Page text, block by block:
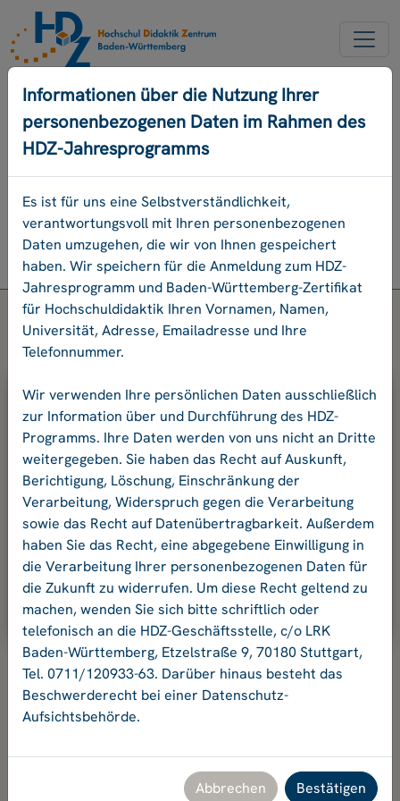
NEUER ACCOUNT
PASSWORD VERGESSEN
ENGLISCH
Programm
Login
Bitte geben Sie Ihre E-Mail-Adresse
und Ihr Passwort an.
E-Mail-Adresse:
Passwort:
Ok
Hochschuldidaktikzentrum Baden-Württemberg
Etzelstraße 9, 70180 Stuttgart, Tel. +49 711 120933-63,
Informationen über die Nutzung Ihrer
personenbezogenen Daten im Rahmen des
HDZ-Jahresprogramms
Es ist für uns eine Selbstverständlichkeit,
verantwortungsvoll mit Ihren personenbezogenen
Daten umzugehen, die wir von Ihnen gespeichert
haben. Wir speichern für die Anmeldung zum HDZ-
Jahresprogramm und Baden-Württemberg-Zertifikat
für Hochschuldidaktik Ihren Vornamen, Namen,
Universität, Adresse, Emailadresse und Ihre
Telefonnummer.
Wir verwenden Ihre persönlichen Daten ausschließlich
zur Information über und Durchführung des HDZ-
Programms. Ihre Daten werden von uns nicht an Dritte
weitergegeben. Sie haben das Recht auf Auskunft,
Berichtigung, Löschung, Einschränkung der
Verarbeitung, Widerspruch gegen die Verarbeitung
sowie das Recht auf Datenübertragbarkeit. Außerdem
haben Sie das Recht, eine abgegebene Einwilligung in
die Verarbeitung Ihrer personenbezogenen Daten für
die Zukunft zu widerrufen. Um diese Recht geltend zu
machen, wenden Sie sich bitte schriftlich oder
telefonisch an die HDZ-Geschäftsstelle, c/o LRK
Baden-Württemberg, Etzelstraße 9, 70180 Stuttgart,
Tel. 0711/120933-63. Darüber hinaus besteht das
Beschwerderecht bei einer Datenschutz-
Aufsichtsbehörde.
Abbrechen Bestätigen